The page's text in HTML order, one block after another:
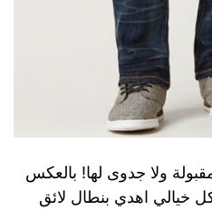
ولا جدوى لها! بالعكس
خيالي اهدي بنطال لائق